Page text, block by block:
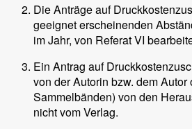
Die Anträge auf
geeignet erscheinenden
im Jahr, von Referat VI
Ein Antrag auf
von der Autorin bzw. dem Autor
Sammelbänden) von den
nicht vom Verlag.